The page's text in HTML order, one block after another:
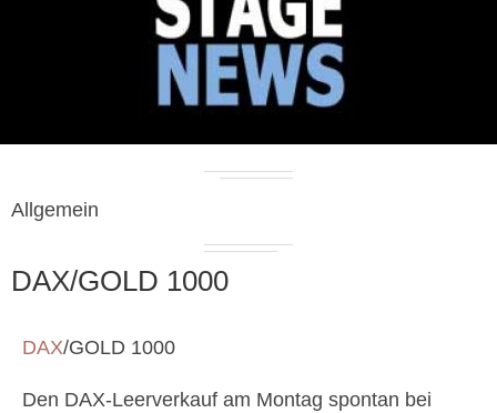
Allgemein
DAX/GOLD 1000
DAX/GOLD 1000
Den DAX-Leerverkauf am Montag spontan bei